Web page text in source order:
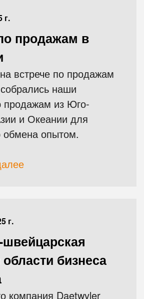
г.
продажам в
встрече по продажам
наши
продажам из Юго-
и Океании для
обмена опытом.
г.
швейцарская
бизнеса
компания Daetwyler